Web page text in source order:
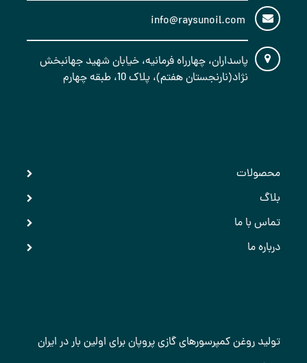
پاسداران، چهارراه فرمانیه، خیابان شهید جهانبخش
نژاد(نارنجستان هفتم)، پلاک 10، طبقه چهارم
محصولات
بلاگ
تماس با ما
درباره ما
تولید روغن کمپرسورهای گازی پروپان برای اولین بار در ایران